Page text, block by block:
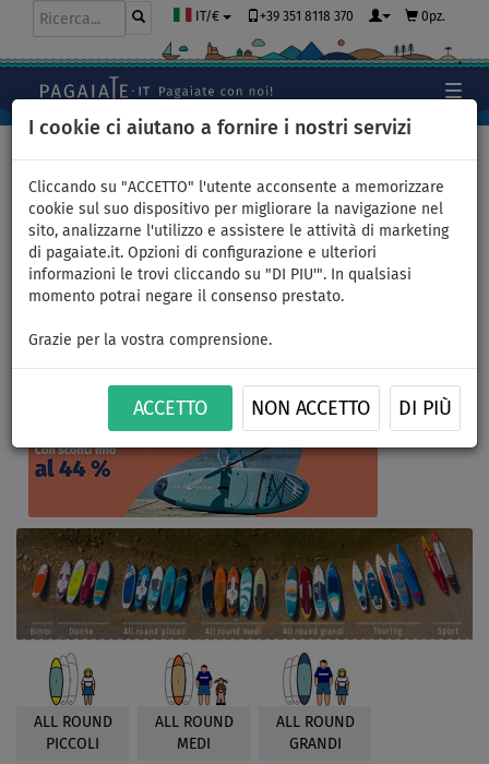
I cookie ci aiutano a fornire i nostri servizi
Cliccando su "ACCETTO" l'utente acconsente a memorizzare
cookie sul suo dispositivo per migliorare la navigazione nel
sito, analizzarne l'utilizzo e assistere le attività di marketing
di pagaiate.it. Opzioni di configurazione e ulteriori
informazioni le trovi cliccando su "DI PIU'". In qualsiasi
momento potrai negare il consenso prestato.
Grazie per la vostra comprensione.
ACCETTO NON ACCETTO DI PIÙ
IT/€ +39 351 8118 370 0pz.
SUP gonfiabili
Articoli, video
SUP
Configuratore
SUP
pagaiare SUP
ALL ROUND
PICCOLI
ALL ROUND
MEDI
ALL ROUND
GRANDI